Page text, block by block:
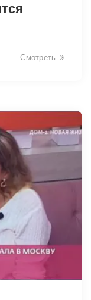
Смотреть